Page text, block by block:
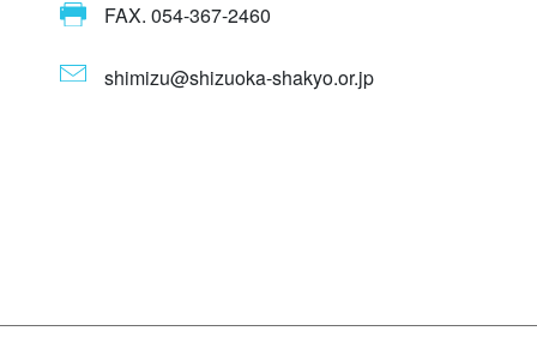
FAX. 054-367-2460
shimizu@shizuoka-shakyo.or.jp